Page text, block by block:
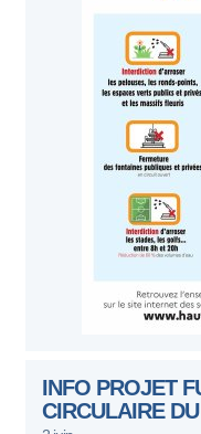
INFO PROJET
CIRCULAIRE